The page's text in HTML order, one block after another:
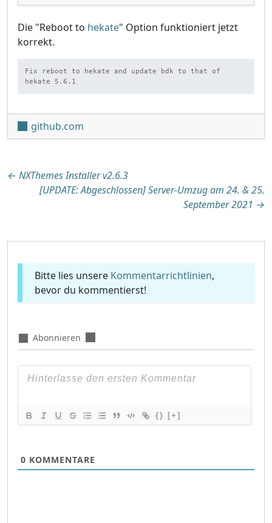
Die "Reboot to hekate" Option funktioniert jetzt
korrekt.
Fix reboot to hekate and update bdk to that of
hekate 5.6.1
github.com
Beitragsnavigation
← NXThemes Installer v2.6.3
[UPDATE: Abgeschlossen] Server-Umzug am 24. & 25.
September 2021 →
Bitte lies unsere Kommentarrichtlinien,
bevor du kommentierst!
Abonnieren
{} [+]
0 KOMMENTARE